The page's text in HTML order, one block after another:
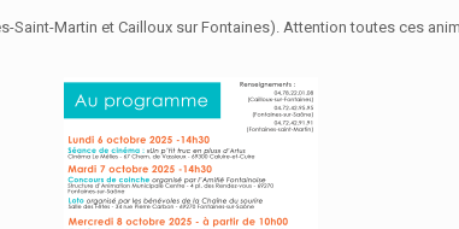
Saint-Martin et Cailloux sur Fontaines). Attention toutes ces